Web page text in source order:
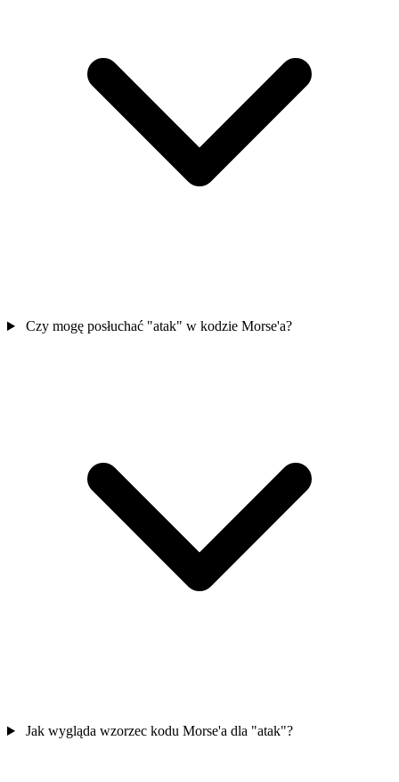
Czy mogę posłuchać "atak" w kodzie Morse'a?
Jak wygląda wzorzec kodu Morse'a dla "atak"?